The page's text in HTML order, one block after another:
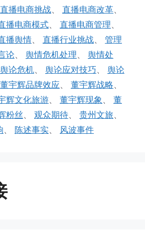
直播电商挑战、 直播电商改革、
播电商模式、 直播电商管理、
播舆情、 直播行业挑战、 管理
论、 舆情危机处理、 舆情处
舆论危机、 舆论应对技巧、 舆论
董宇辉品牌效应、 董宇辉战略、
辉文化旅游、 董宇辉现象 、 董
粉丝、 观众期待、 贵州文旅、
、 陈述事实、 风波事件